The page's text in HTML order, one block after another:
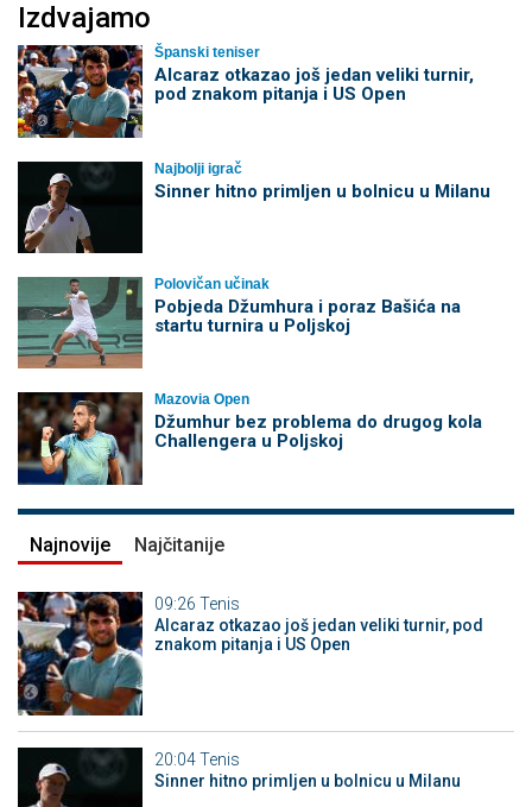
Izdvajamo
Španski teniser
Alcaraz otkazao još jedan veliki turnir,
pod znakom pitanja i US Open
Najbolji igrač
Sinner hitno primljen u bolnicu u Milanu
Polovičan učinak
Pobjeda Džumhura i poraz Bašića na
startu turnira u Poljskoj
Mazovia Open
Džumhur bez problema do drugog kola
Challengera u Poljskoj
Najnovije Najčitanije
09:26 Tenis
Alcaraz otkazao još jedan veliki turnir, pod
znakom pitanja i US Open
20:04Tenis
Sinner hitno primljen u bolnicu u Milanu